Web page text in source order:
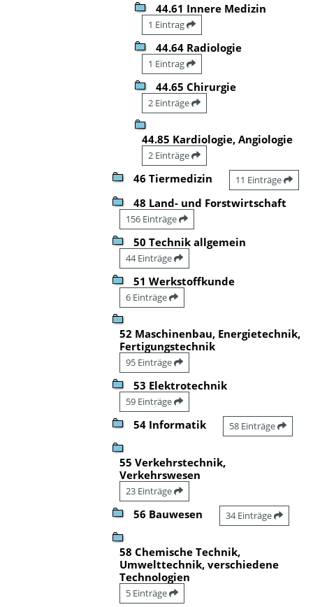
44.61 Innere Medizin
1 Eintrag
44.64 Radiologie
1 Eintrag
44.65 Chirurgie
2 Einträge
44.85 Kardiologie, Angiologie
2 Einträge
46 Tiermedizin 11 Einträge
48 Land- und Forstwirtschaft
156 Einträge
50 Technik allgemein
44 Einträge
51 Werkstoffkunde
6 Einträge
52 Maschinenbau, Energietechnik,
Fertigungstechnik
95 Einträge
53 Elektrotechnik
59 Einträge
54 Informatik 58 Einträge
55 Verkehrstechnik,
Verkehrswesen
23 Einträge
56 Bauwesen 34 Einträge
58 Chemische Technik,
Umwelttechnik, verschiedene
Technologien
5 Einträge